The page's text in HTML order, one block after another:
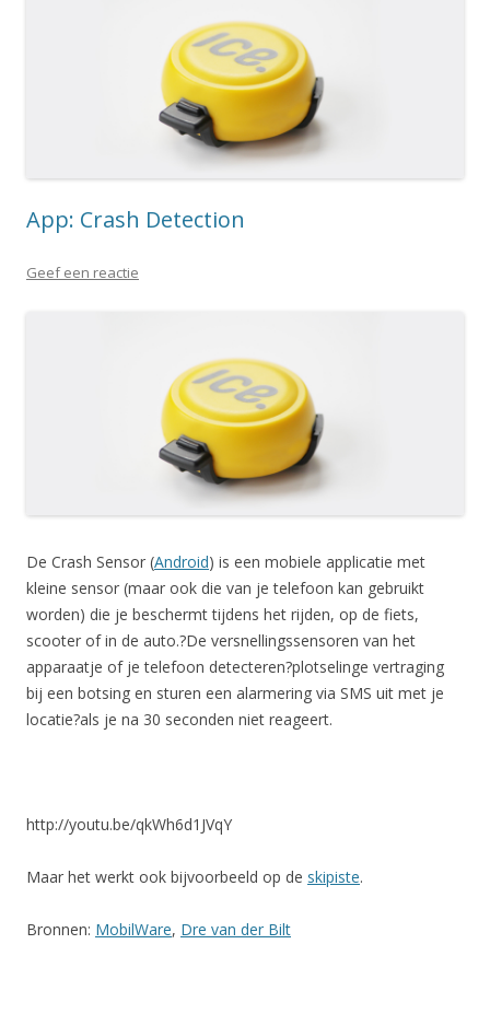
App: Crash Detection
Geef een reactie
De Crash Sensor (Android) is een mobiele applicatie met
kleine sensor (maar ook die van je telefoon kan gebruikt
worden) die je beschermt tijdens het rijden, op de fiets,
scooter of in de auto.?De versnellingssensoren van het
apparaatje of je telefoon detecteren?plotselinge vertraging
bij een botsing en sturen een alarmering via SMS uit met je
locatie?als je na 30 seconden niet reageert.
http://youtu.be/qkWh6d1JVqY
Maar het werkt ook bijvoorbeeld op de skipiste.
Bronnen: MobilWare, Dre van der Bilt